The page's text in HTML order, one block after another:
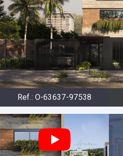
Ref.: O-63637-97538